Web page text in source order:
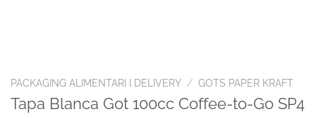
PACKAGING ALIMENTARI I DELIVERY / GOTS PAPER KRAFT
Tapa Blanca Got 100cc Coffee-to-Go SP4